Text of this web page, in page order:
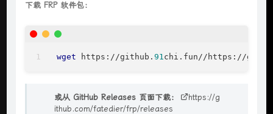
下载 FRP 软件包：
wget https://github.91chi.fun//https://
或从 GitHub Releases 页面下载：
https://g
ithub.com/fatedier/frp/releases